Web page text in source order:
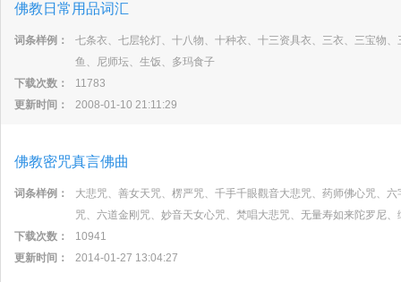
佛教日常用品词汇
词条样例：
七条衣、七层轮灯、十八物、十种衣、十三资具衣、三衣、三宝物
鱼、尼师坛、生饭、多玛食子
下载次数：
11783
更新时间：
2008-01-10 21:11:29
佛教密咒真言佛曲
词条样例：
大悲咒、善女天咒、楞严咒、千手千眼觀音大悲咒、药师佛心咒、
咒、六道金刚咒、妙音天女心咒、梵唱大悲咒、无量寿如来陀罗尼
下载次数：
10941
更新时间：
2014-01-27 13:04:27